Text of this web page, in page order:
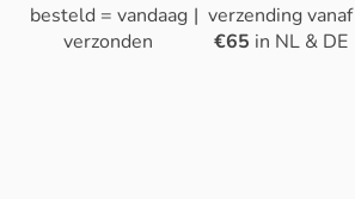
besteld = vandaag
verzonden
| verzending vanaf
€65 in NL & DE